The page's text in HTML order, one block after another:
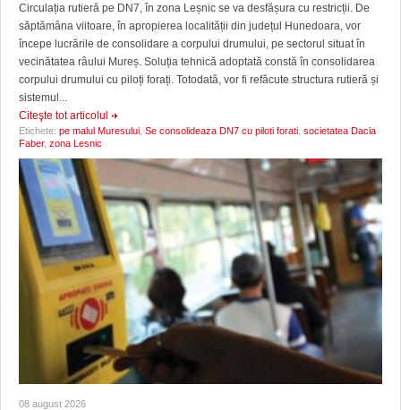
Circulația rutieră pe DN7, în zona Leșnic se va desfășura cu restricții. De
săptămâna viitoare, în apropierea localității din județul Hunedoara, vor
începe lucrările de consolidare a corpului drumului, pe sectorul situat în
vecinătatea râului Mureș. Soluția tehnică adoptată constă în consolidarea
corpului drumului cu piloți forați. Totodată, vor fi refăcute structura rutieră și
sistemul...
Citeşte tot articolul
Etichete: pe malul Muresului Se consolideaza DN7 cu piloti forati societatea Dacia
Faber, zona Lesnic
08 august 2026